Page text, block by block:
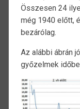
Összesen 24
még 1940 előtt,
bezárólag.
Az alábbi ábrán
győzelmek